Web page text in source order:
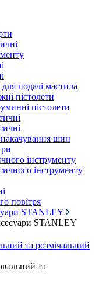
подачі мастила
пістолети
пістолети
шин
інструменту
інструменту
повітря
STANLEY
STANLEY
та розмічальний
та